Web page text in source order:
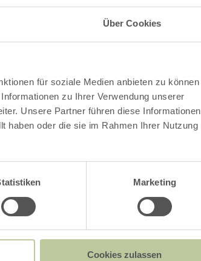
Über Cookies
für soziale Medien anbieten zu können
zu Ihrer Verwendung unserer
Unsere Partner führen diese Informationen
haben oder die sie im Rahmen Ihrer Nutzung
Marketing
Cookies zulassen